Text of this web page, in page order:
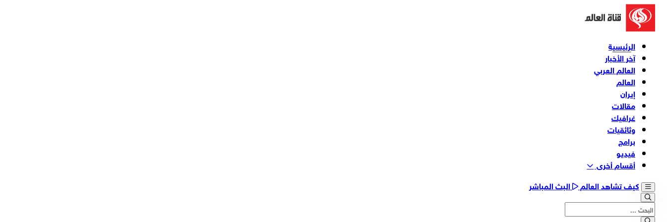
الرئيسية
آخر الأخبار
العالم العربي
العالم
إيران
مقالات
غرافيك
وثائقیات
برامج
فیدیو
أقسام أخری
كيف تشاهد العالم
البث المباشر